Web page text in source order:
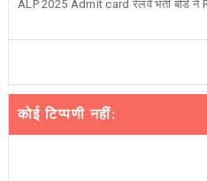
ALP 2025 Admit card रेलवे भर्ती बोर्ड ने
कोई टिप्पणी नहीं: